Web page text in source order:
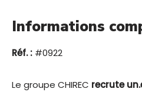
Informations
Réf. : #0922
Le groupe CHIREC recrute